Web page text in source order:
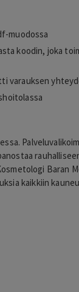
muodossa
koodin, joka
varauksen
Baran
kaikkiin